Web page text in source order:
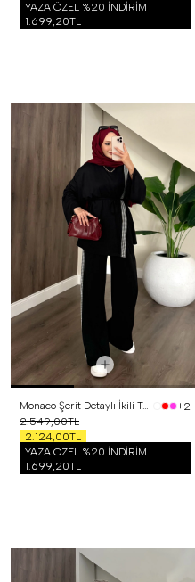
YAZA ÖZEL %20 İNDİRİM
1.699,20TL
Monaco Şerit Detaylı İkili Takım Siyah
+2
2.549,00TL
2.124,00TL
YAZA ÖZEL %20 İNDİRİM
1.699,20TL